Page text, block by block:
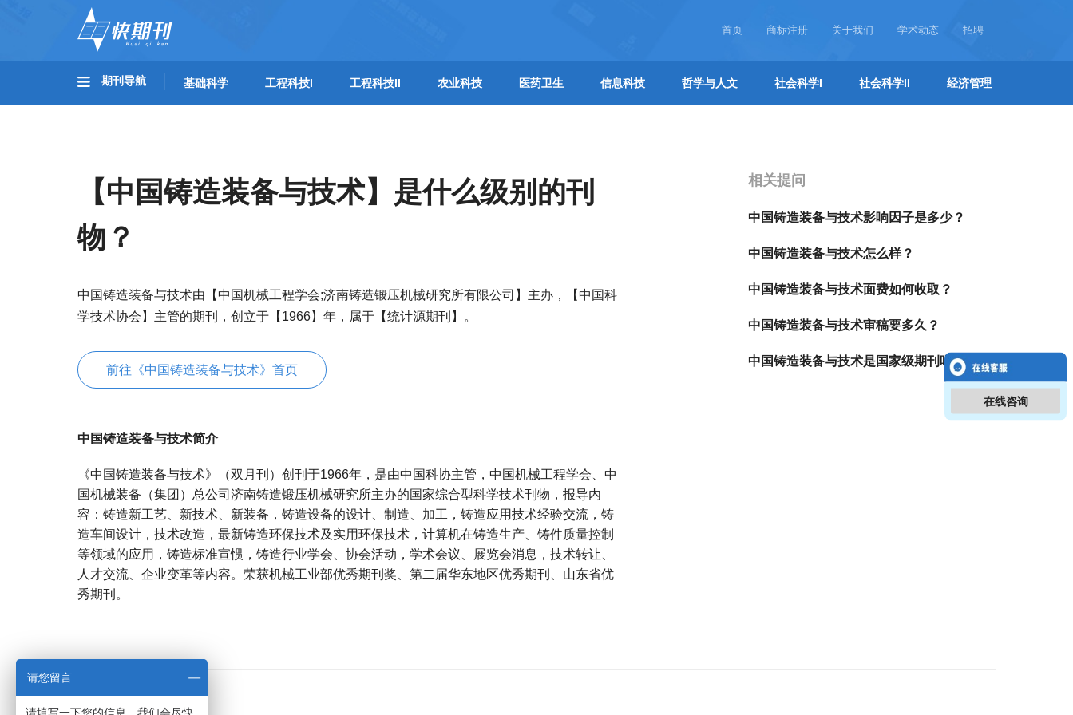
首页 商标注册 关于我们 学术动态 招聘
期刊导航 基础科学 工程科技I 工程科技II 农业科技 医药卫生 信息科技 哲学与人文 社会科学I 社会科学II 经济管理
【中国铸造装备与技术】是什么级别的刊
物？
中国铸造装备与技术由【中国机械工程学会;济南铸造锻压机械研究所有限公司】主办，【中国科
学技术协会】主管的期刊，创立于【1966】年，属于【统计源期刊】。
前往《中国铸造装备与技术》首页
中国铸造装备与技术简介
《中国铸造装备与技术》（双月刊）创刊于1966年，是由中国科协主管，中国机械工程学会、中
国机械装备（集团）总公司济南铸造锻压机械研究所主办的国家综合型科学技术刊物，报导内
容：铸造新工艺、新技术、新装备，铸造设备的设计、制造、加工，铸造应用技术经验交流，铸
造车间设计，技术改造，最新铸造环保技术及实用环保技术，计算机在铸造生产、铸件质量控制
等领域的应用，铸造标准宣惯，铸造行业学会、协会活动，学术会议、展览会消息，技术转让、
人才交流、企业变革等内容。荣获机械工业部优秀期刊奖、第二届华东地区优秀期刊、山东省优
秀期刊。
相关提问
中国铸造装备与技术影响因子是多少？
中国铸造装备与技术怎么样？
中国铸造装备与技术面费如何收取？
中国铸造装备与技术审稿要多久？
中国铸造装备与技术是国家级期刊吗？
在线咨询
请您留言